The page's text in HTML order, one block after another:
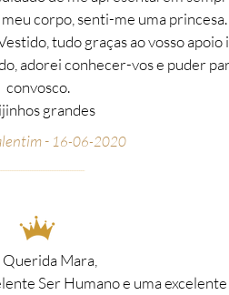
corpo, senti-me uma princesa.
tudo graças ao vosso
adorei conhecer-vos e puder
convosco.
grandes
- 16-06-2020
Mara,
Ser Humano e uma